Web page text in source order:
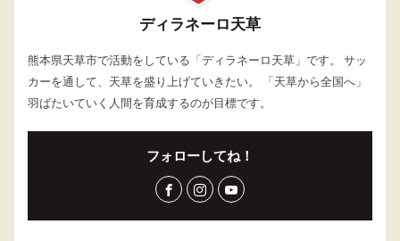
ディラネーロ天草
熊本県天草市で活動をしている「ディラネーロ天草」です。 サッ
カーを通して、天草を盛り上げていきたい。 「天草から全国へ」
羽ばたいていく人間を育成するのが目標です。
フォローしてね！